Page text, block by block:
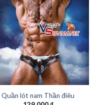
Quần lót nam Thần điêu